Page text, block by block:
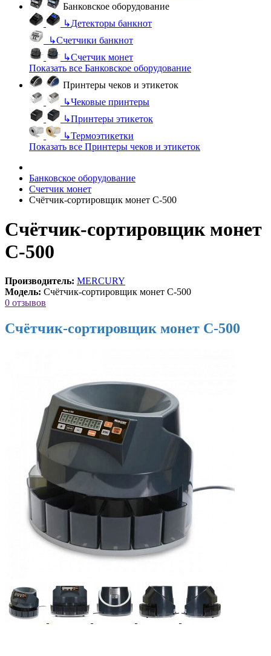
Банковское оборудование
↳Детекторы банкнот
↳Счетчики банкнот
↳Счетчик монет
Показать все Банковское оборудование
Принтеры чеков и этикеток
↳Чековые принтеры
↳Принтеры этикеток
↳Термоэтикетки
Показать все Принтеры чеков и этикеток
Банковское оборудование
Счетчик монет
Счётчик-сортировщик монет C-500
Счётчик-сортировщик монет
C-500
Производитель: MERCURY
Модель: Счётчик-сортировщик монет C-500
0 отзывов
Счётчик-сортировщик монет C-500